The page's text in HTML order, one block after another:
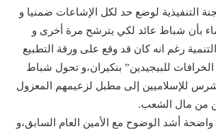
التنفيذية لوضع حد لكل الإشاعات ضمنيا و
بأن شباط عائد لكي يترشح مرة أخرى و
رغم انه كان قد وقع على ورقة التطبيع
للبيجيدين” بنكيران،و تحول شباط
شرس للإسلاميين إلى مطبل لزعيمهم المعزول
واضحة أشد الوضوح مع الأمين العام السابق،و